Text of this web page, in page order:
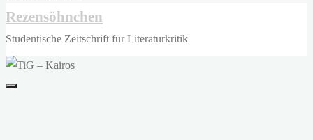
Rezensöhnchen
Studentische Zeitschrift für Literaturkritik